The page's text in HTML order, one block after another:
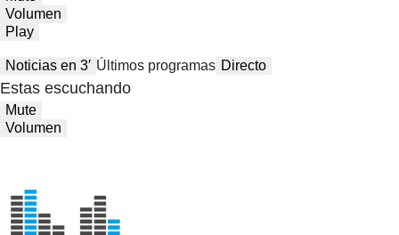
Volumen
Play
Noticias en 3′ Últimos programas Directo
Estas escuchando
Mute
Volumen